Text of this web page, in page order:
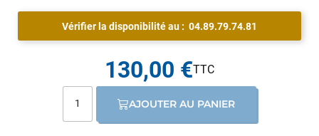
Vérifier la disponibilité au : 04.89.79.74.81
130,00 €
AJOUTER AU PANIER